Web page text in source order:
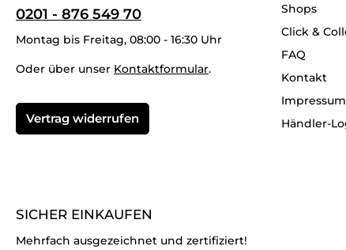
0201 - 876 549 70
Montag bis Freitag, 08:00 - 16:30 Uhr
Oder über unser Kontaktformular.
Vertrag widerrufen
Shops
Click &
FAQ
Kontakt
Impressum
Händler-
SICHER EINKAUFEN
Mehrfach ausgezeichnet und zertifiziert!